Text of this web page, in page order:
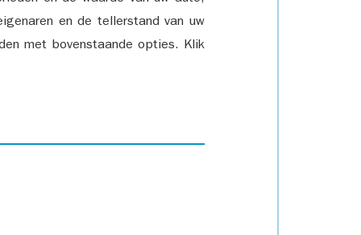
en de tellerstand van uw
met bovenstaande opties. Klik